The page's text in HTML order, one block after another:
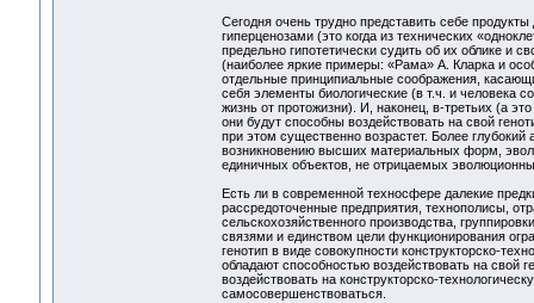
Сегодня очень трудно представить себе
гиперценозами (это когда из технических
предельно гипотетически судить об их облике и
(наиболее яркие примеры: «Рама» А. Кларка и
отдельные принципиальные соображения,
себя элементы биологические (в т.ч. и человека
жизнь от протожизни). И, наконец, в-третьих (а
они будут способны воздействовать на свой
при этом существенно возрастет. Более
возникновению высших материальных форм,
единичных объектов, не отрицаемых
Есть ли в современной техносфере далекие
рассредоточенные предприятия, технополисы,
сельскохозяйственного производства,
связями и единством цели функционирования
генотип в виде совокупности конструкторско-
обладают способностью воздействовать на свой
воздействовать на конструкторско-
самосовершенствоваться.